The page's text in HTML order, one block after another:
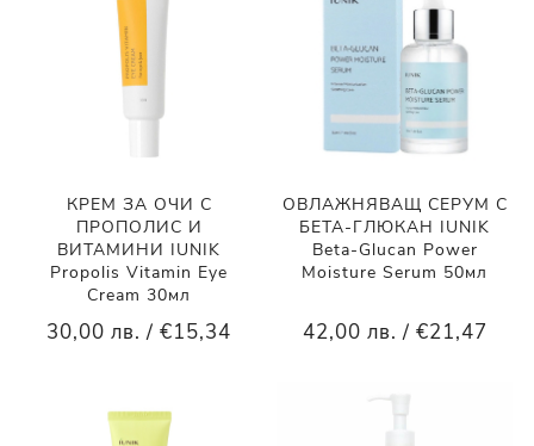
КРЕМ ЗА ОЧИ С
ПРОПОЛИС И
ВИТАМИНИ IUNIK
Propolis Vitamin Eye
Cream 30мл
30,00 лв. / €15,34
ОВЛАЖНЯВАЩ СЕРУМ С
БЕТА-ГЛЮКАН IUNIK
Beta-Glucan Power
Moisture Serum 50мл
42,00 лв. / €21,47